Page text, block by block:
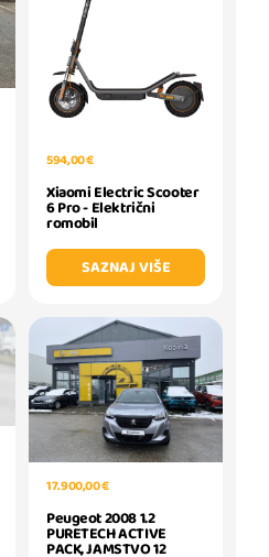
594,00 €
Xiaomi Electric Scooter
6 Pro - Električni
romobil
SAZNAJ VIŠE
17.900,00 €
Peugeot 2008 1.2
PURETECH ACTIVE
PACK, JAMSTVO 12